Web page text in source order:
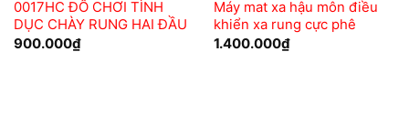
0017HC ĐỒ CHƠI TÌNH
DỤC CHÀY RUNG HAI ĐẦU
900.000₫
Máy mat xa hậu môn điều
khiển xa rung cực phê
1.400.000₫